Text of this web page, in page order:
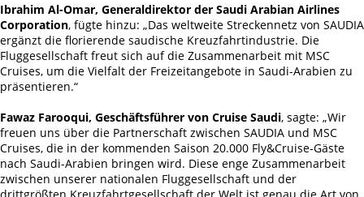
Ibrahim Al-Omar, Generaldirektor der Saudi Arabian Airlines
Corporation, fügte hinzu: „Das weltweite Streckennetz von SAUDIA
ergänzt die florierende saudische Kreuzfahrtindustrie. Die
Fluggesellschaft freut sich auf die Zusammenarbeit mit MSC
Cruises, um die Vielfalt der Freizeitangebote in Saudi-Arabien zu
präsentieren.“
Fawaz Farooqui, Geschäftsführer von Cruise Saudi, sagte: „Wir
freuen uns über die Partnerschaft zwischen SAUDIA und MSC
Cruises, die in der kommenden Saison 20.000 Fly&Cruise-Gäste
nach Saudi-Arabien bringen wird. Diese enge Zusammenarbeit
zwischen unserer nationalen Fluggesellschaft und der